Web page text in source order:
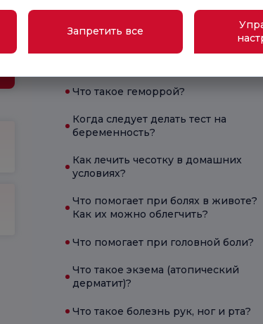
Какие симптомы характерны для
Какие симптомы наблюдаются при
Что такое геморрой?
Когда следует делать тест на
беременность?
Как лечить чесотку в домашних
условиях?
Что помогает при болях в животе?
Как их можно облегчить?
Что помогает при головной боли?
Что такое экзема (атопический
дерматит)?
Что такое болезнь рук, ног и рта?
Запретить все